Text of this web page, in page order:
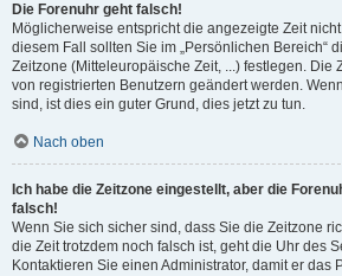
Die Forenuhr geht falsch!
Möglicherweise entspricht die angezeigte Zeit
diesem Fall sollten Sie im „Persönlichen Bereich“
Zeitzone (Mitteleuropäische Zeit, ...) festlegen. Die
von registrierten Benutzern geändert werden.
sind, ist dies ein guter Grund, dies jetzt zu tun.
Nach oben
Ich habe die Zeitzone eingestellt, aber die
falsch!
Wenn Sie sich sicher sind, dass Sie die Zeitzone
die Zeit trotzdem noch falsch ist, geht die Uhr des
Kontaktieren Sie einen Administrator, damit er das